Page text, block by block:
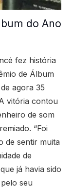
do Ano
fez história
de Álbum
agora 35
vitória contou
de som
“Foi
de sentir muita
de
já havia sido
seu